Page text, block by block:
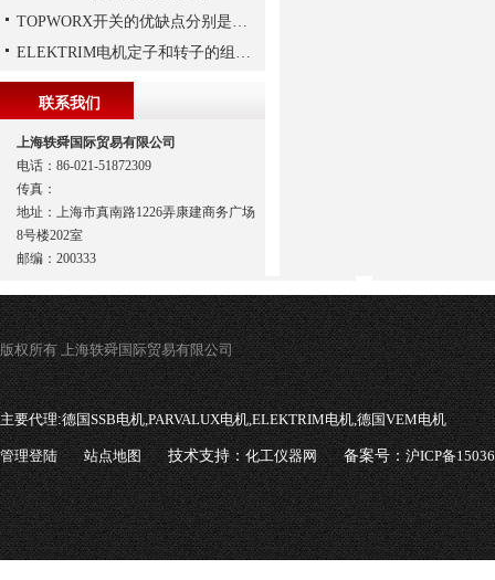
TOPWORX开关的优缺点分别是什么？
ELEKTRIM电机定子和转子的组成结构如下
联系我们
上海轶舜国际贸易有限公司
电话：86-021-51872309
传真：
地址：上海市真南路1226弄康建商务广场
8号楼202室
邮编：200333
版权所有 上海轶舜国际贸易有限公司
主要代理:德国SSB电机,PARVALUX电机,ELEKTRIM电机,德国VEM电机
管理登陆 站点地图 技术支持：化工仪器网 备案号：沪ICP备